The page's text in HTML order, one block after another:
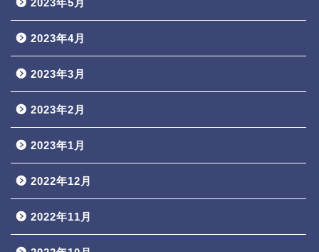
2023年4月
2023年3月
2023年2月
2023年1月
2022年12月
2022年11月